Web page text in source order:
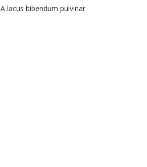
A lacus bibendum pulvinar